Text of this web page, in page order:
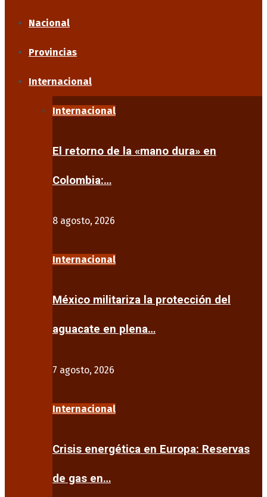
Nacional
Provincias
Internacional
Internacional
El retorno de la «mano dura» en
Colombia:…
8 agosto, 2026
Internacional
México militariza la protección del
aguacate en plena…
7 agosto, 2026
Internacional
Crisis energética en Europa: Reservas
de gas en…